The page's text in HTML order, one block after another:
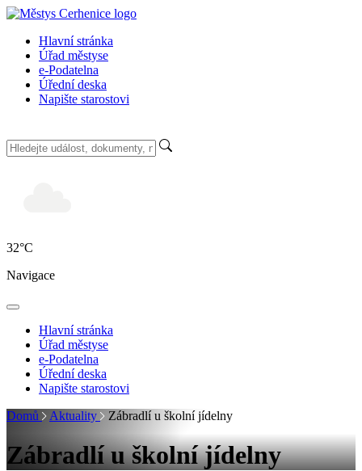
Hlavní stránka
Úřad městyse
e-Podatelna
Úřední deska
Napište starostovi
32°C
Navigace
Hlavní stránka
Úřad městyse
e-Podatelna
Úřední deska
Napište starostovi
Domů
Aktuality Zábradlí u školní jídelny
Zábradlí u školní jídelny